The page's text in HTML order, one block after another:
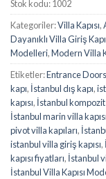
Stok kodu:1002
Kategoriler:Villa Kapısı,
Dayanıklı Villa Giriş
Modelleri,Modern Villa
Etiketler:Entrance Doors
kapı, İstanbul dış kapı,
kapısı, İstanbul kompozit
İstanbul marin villa kapısı
pivot villa kapıları,
istanbul villa giriş kapısı,
kapısı fiyatları, İstanbul
İstanbul Villa Kapısı